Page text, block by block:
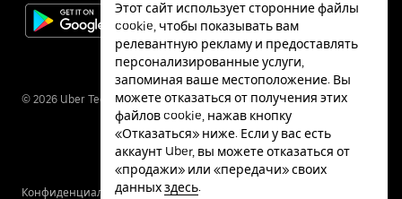
© 2026 Uber Technologies Inc.
КонфиденциальностьСпециальные
Этот сайт использует сторонние файлы
cookie, чтобы показывать вам
релевантную рекламу и предоставлять
персонализированные услуги,
запоминая ваше местоположение. Вы
можете отказаться от получения этих
файлов cookie, нажав кнопку
«Отказаться» ниже. Если у вас есть
аккаунт Uber, вы можете отказаться от
«продажи» или «передачи» своих
данныхздесь.